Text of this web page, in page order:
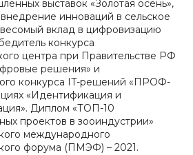
выставок «Золотая осень»,
внедрение инноваций в сельское
весомый вклад в цифровизацию
конкурса
центра при Правительстве РФ
решения» и
конкурса IT-решений «ПРОФ-
«Идентификация и
Диплом «ТОП-10
проектов в зооиндустрии»
международного
форума (ПМЭФ) – 2021.